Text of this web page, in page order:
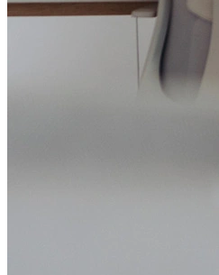
Alelo Tudo Alelo Pod Gestão de VT
CNPJ 04.740.876/0001-25 |